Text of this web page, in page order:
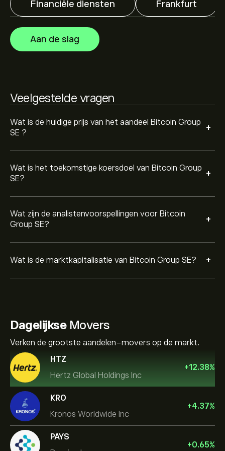
Financiële diensten Frankfurt
Aan de slag
Veelgestelde vragen
Wat is de huidige prijs van het aandeel Bitcoin Group
SE ?
+
Wat is het toekomstige koersdoel van Bitcoin Group
SE?
+
Wat zijn de analistenvoorspellingen voor Bitcoin
Group SE?
+
Analisten bieden voorspellingen voor Bitcoin Group SE
gebaseerd op markttrends, financiële rapporten en
verwachte groei. Bekijk de meest recente voorspelling
voor toekomstige koersbewegingen.
Wat is de marktkapitalisatie van Bitcoin Group SE? +
De marktkapitalisatie van Bitcoin Group SE is 118.5M‎€‎
DagelijkseMovers
Verken de grootste aandelen-movers op de markt.
HTZ
Hertz Global Holdings Inc
+12.38%
KRO
Kronos Worldwide Inc
+4.37%
PAYS
+0.65%